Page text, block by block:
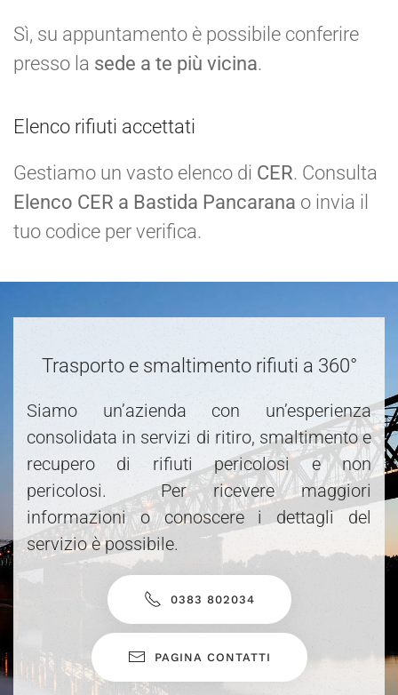
Sì, su appuntamento è possibile conferire
presso la sede a te più vicina.
Elenco rifiuti accettati
Gestiamo un vasto elenco di CER. Consulta
Elenco CER a Bastida Pancarana o invia il
tuo codice per verifica.
Trasporto e smaltimento rifiuti a 360°
Siamo un’azienda con un’esperienza
consolidata in servizi di ritiro, smaltimento e
recupero di rifiuti pericolosi e non
pericolosi. Per ricevere maggiori
informazioni o conoscere i dettagli del
servizio è possibile.
0383 802034
PAGINA CONTATTI